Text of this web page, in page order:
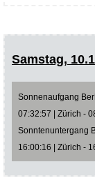
Samstag,
Sonnenaufgang
07:32:57 | Zürich -
Sonntenuntergang
16:00:16 | Zürich -